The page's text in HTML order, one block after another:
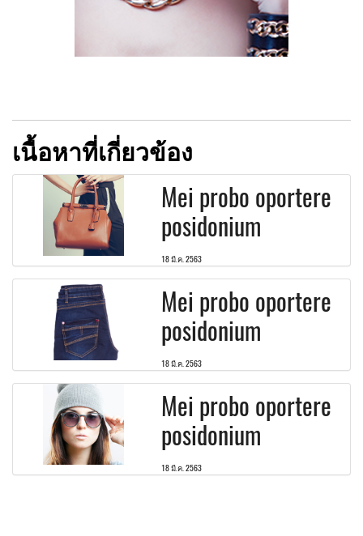
เนื้อหาที่เกี่ยวข้อง
Mei probo oportere
posidonium
18 มี.ค. 2563
Mei probo oportere
posidonium
18 มี.ค. 2563
Mei probo oportere
posidonium
18 มี.ค. 2563